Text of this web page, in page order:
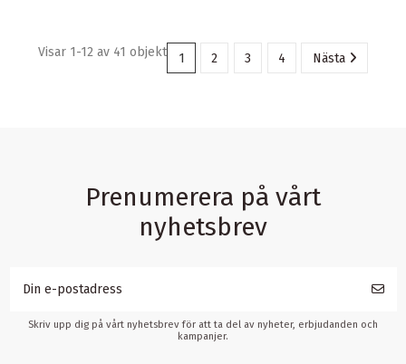
Visar 1-12 av 41 objekt 1 2 3 4 Nästa
Prenumerera på vårt
nyhetsbrev
Skriv upp dig på vårt nyhetsbrev för att ta del av nyheter, erbjudanden och
kampanjer.